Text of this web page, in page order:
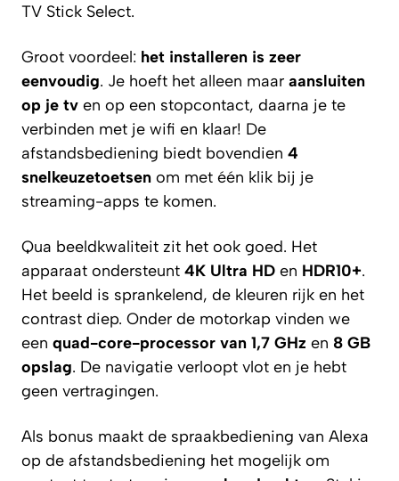
TV Stick Select.
Groot voordeel: het installeren is zeer
eenvoudig. Je hoeft het alleen maar aansluiten
op je tv en op een stopcontact, daarna je te
verbinden met je wifi en klaar! De
afstandsbediening biedt bovendien 4
snelkeuzetoetsen om met één klik bij je
streaming-apps te komen.
Qua beeldkwaliteit zit het ook goed. Het
apparaat ondersteunt 4K Ultra HD en HDR10+.
Het beeld is sprankelend, de kleuren rijk en het
contrast diep. Onder de motorkap vinden we
een quad-core-processor van 1,7 GHz en 8 GB
opslag. De navigatie verloopt vlot en je hebt
geen vertragingen.
Als bonus maakt de spraakbediening van Alexa
op de afstandsbediening het mogelijk om